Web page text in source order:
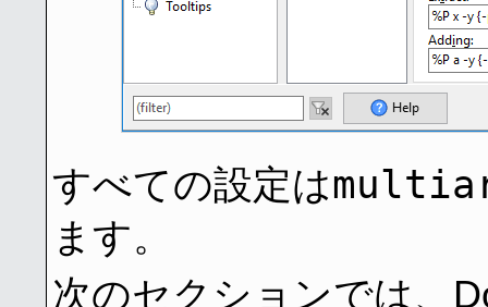
すべての設定は
ます。
次のセクションでは、